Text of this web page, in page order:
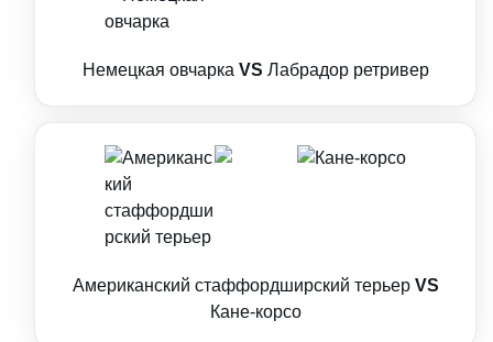
Немецкая овчарка VS Лабрадор ретривер
Американский стаффордширский терьер VS
Кане-корсо